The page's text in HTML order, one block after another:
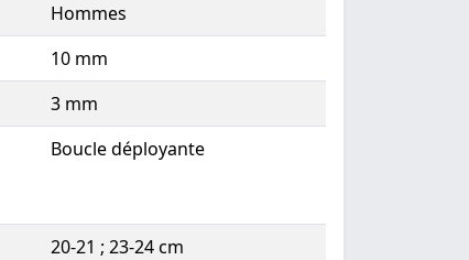
Hommes
10 mm
3 mm
Boucle déployante
20-21 ; 23-24 cm